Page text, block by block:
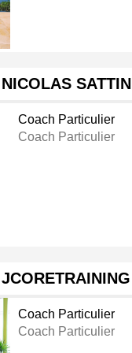
NICOLAS SATTIN
Coach Particulier
Coach Particulier
JCORETRAINING
Coach Particulier
Coach Particulier